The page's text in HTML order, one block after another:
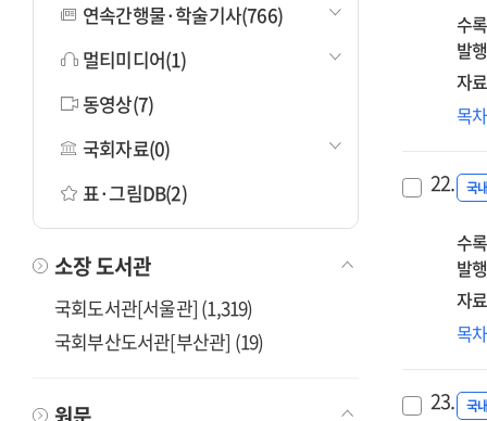
연속간행물·학술기사(766)
멀티미디어(1)
동영상(7)
국회자료(0)
표·그림DB(2)
소장 도서관
국회도서관[서울관] (1,319)
국회부산도서관[부산관] (19)
수
발
자
코
·
위
대
목
22. 국
수
발
자
현
아
목
23. 국